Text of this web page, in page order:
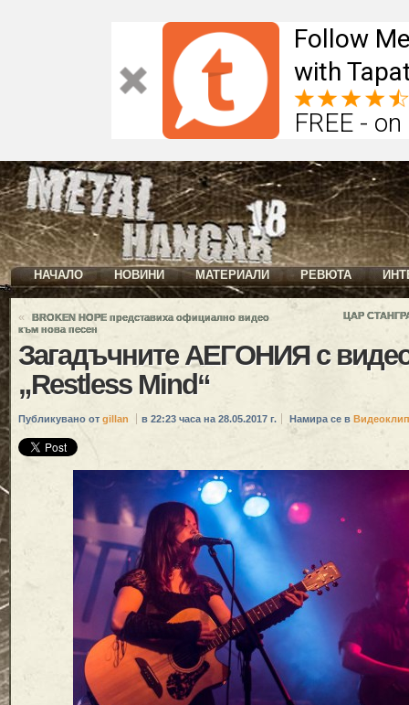
Follow
with
FREE -
НАЧАЛО НОВИНИ МАТЕРИАЛИ РЕВЮТА
«
BROKEN HOPE представиха официално видео
към нова песен
ЦАР
Загадъчните АЕГОНИЯ с
„Restless Mind“
Публикувано от gillan в 22:23 часа на 28.05.2017 г. Намира се в